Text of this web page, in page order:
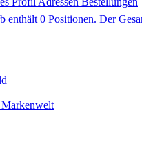
enthält 0 Positionen. Der